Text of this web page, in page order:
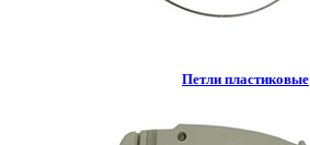
Петли пластиковые